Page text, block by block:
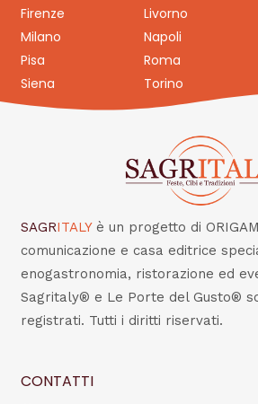
Firenze
Livorno
Milano
Napoli
Pisa
Roma
Siena
Torino
SAGRITALY è un progetto di
comunicazione e casa editrice
enogastronomia, ristorazione ed
Sagritaly® e Le Porte del Gusto®
registrati. Tutti i diritti riservati.
CONTATTI